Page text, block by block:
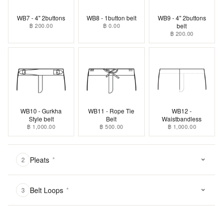
WB7 - 4" 2buttons
฿ 200.00
WB8 - 1button belt
฿ 0.00
WB9 - 4" 2buttons
belt
฿ 200.00
WB10 - Gurkha
Style belt
฿ 1,000.00
WB11 - Rope Tie
Belt
฿ 500.00
WB12 -
Waistbandless
฿ 1,000.00
2 Pleats *
3 Belt Loops *